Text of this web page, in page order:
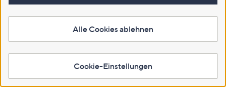
Weitere Farben verfügbarAlle Cookies ablehnen
Cookie-Einstellungen